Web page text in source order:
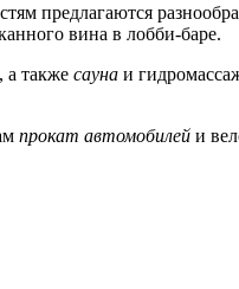
предлагаются
вина в лобби-баре.
, а также сауна и
прокат автомобилей и